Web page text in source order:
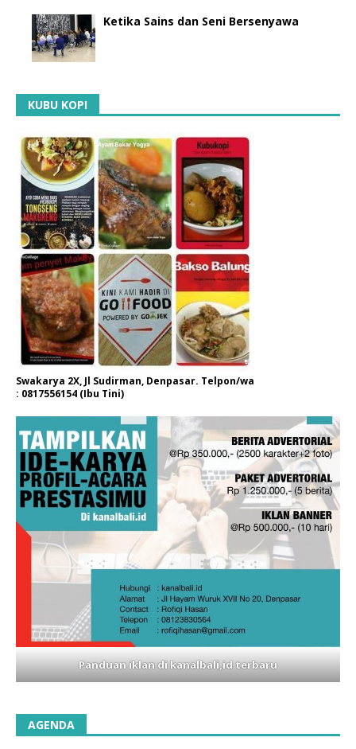
Ketika Sains dan Seni Bersenyawa
KUBU KOPI
Swakarya 2X, Jl Sudirman, Denpasar. Telpon/wa
: 0817556154 (Ibu Tini)
Panduan iklan di kanalbali,id terbaru
AGENDA